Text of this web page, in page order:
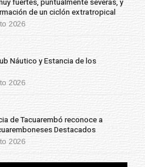
de un ciclón extratropical
2026
Náutico y Estancia de los
2026
de Tacuarembó reconoce a
Destacados
2026